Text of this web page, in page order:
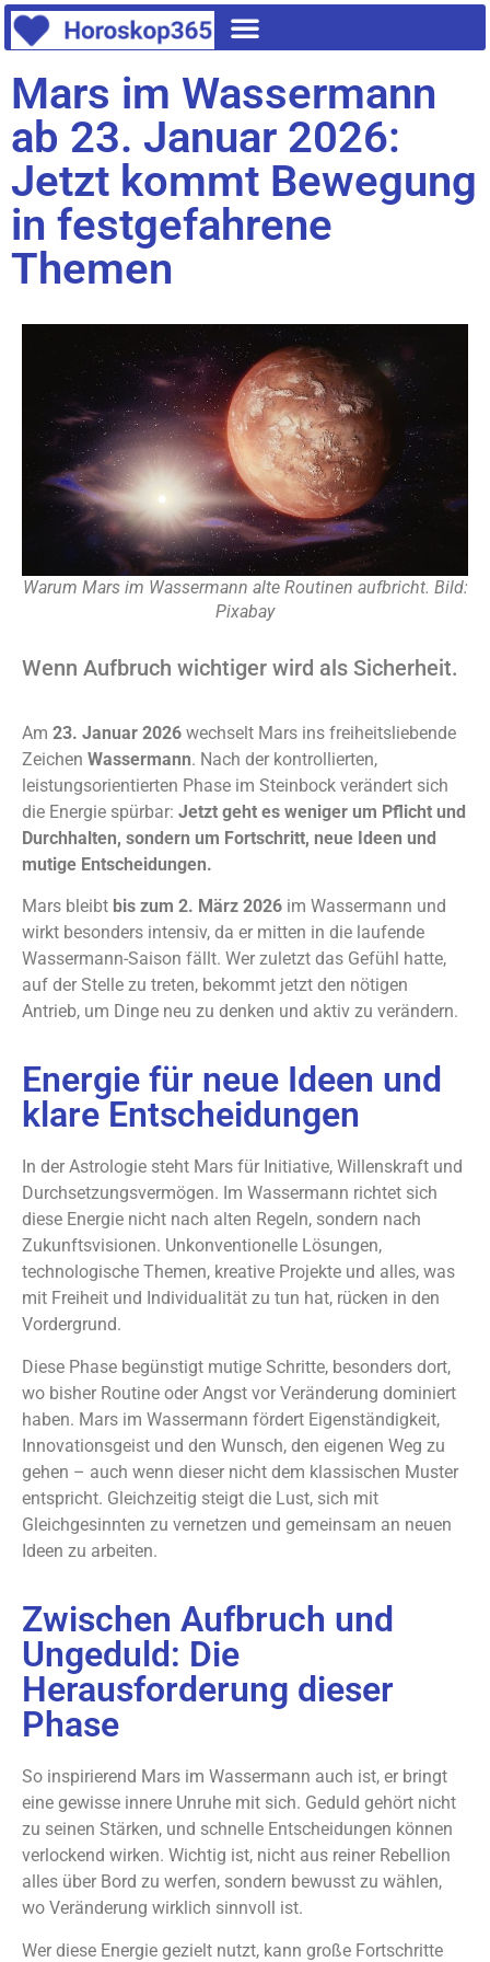
Mars im Wassermann
ab 23. Januar 2026:
Jetzt kommt Bewegung
in festgefahrene
Themen
Warum Mars im Wassermann alte Routinen aufbricht. Bild:
Pixabay
Wenn Aufbruch wichtiger wird als Sicherheit.
Am 23. Januar 2026 wechselt Mars ins freiheitsliebende
Zeichen Wassermann. Nach der kontrollierten,
leistungsorientierten Phase im Steinbock verändert sich
die Energie spürbar: Jetzt geht es weniger um Pflicht und
Durchhalten, sondern um Fortschritt, neue Ideen und
mutige Entscheidungen.
Mars bleibt bis zum 2. März 2026 im Wassermann und
wirkt besonders intensiv, da er mitten in die laufende
Wassermann-Saison fällt. Wer zuletzt das Gefühl hatte,
auf der Stelle zu treten, bekommt jetzt den nötigen
Antrieb, um Dinge neu zu denken und aktiv zu verändern.
Energie für neue Ideen und
klare Entscheidungen
In der Astrologie steht Mars für Initiative, Willenskraft und
Durchsetzungsvermögen. Im Wassermann richtet sich
diese Energie nicht nach alten Regeln, sondern nach
Zukunftsvisionen. Unkonventionelle Lösungen,
technologische Themen, kreative Projekte und alles, was
mit Freiheit und Individualität zu tun hat, rücken in den
Vordergrund.
Diese Phase begünstigt mutige Schritte, besonders dort,
wo bisher Routine oder Angst vor Veränderung dominiert
haben. Mars im Wassermann fördert Eigenständigkeit,
Innovationsgeist und den Wunsch, den eigenen Weg zu
gehen – auch wenn dieser nicht dem klassischen Muster
entspricht. Gleichzeitig steigt die Lust, sich mit
Gleichgesinnten zu vernetzen und gemeinsam an neuen
Ideen zu arbeiten.
Zwischen Aufbruch und
Ungeduld: Die
Herausforderung dieser
Phase
So inspirierend Mars im Wassermann auch ist, er bringt
eine gewisse innere Unruhe mit sich. Geduld gehört nicht
zu seinen Stärken, und schnelle Entscheidungen können
verlockend wirken. Wichtig ist, nicht aus reiner Rebellion
alles über Bord zu werfen, sondern bewusst zu wählen,
wo Veränderung wirklich sinnvoll ist.
Wer diese Energie gezielt nutzt, kann große Fortschritte